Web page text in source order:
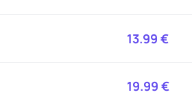
13.99 €
19.99 €